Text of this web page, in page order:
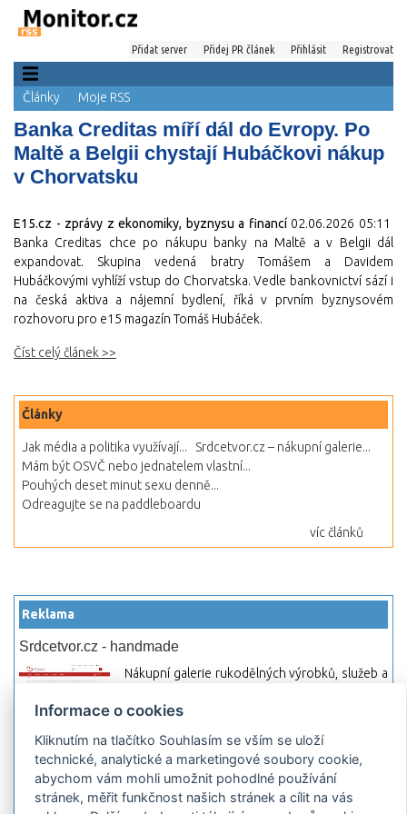
Přidat server Přidej PR článek Přihlásit Registrovat
Články Moje RSS
Banka Creditas míří dál do Evropy. Po
Maltě a Belgii chystají Hubáčkovi nákup
v Chorvatsku
E15.cz - zprávy z ekonomiky, byznysu a financí 02.06.2026 05:11
Banka Creditas chce po nákupu banky na Maltě a v Belgii dál
expandovat. Skupina vedená bratry Tomášem a Davidem
Hubáčkovými vyhlíží vstup do Chorvatska. Vedle bankovnictví sází i
na česká aktiva a nájemní bydlení, říká v prvním byznysovém
rozhovoru pro e15 magazín Tomáš Hubáček.
Číst celý článek >>
Články
Jak média a politika využívají...
Srdcetvor.cz – nákupní galerie...
Mám být OSVČ nebo jednatelem vlastní...
Pouhých deset minut sexu denně...
Odreagujte se na paddleboardu
víc článků
Reklama
Srdcetvor.cz - handmade
Nákupní galerie rukodělných výrobků, služeb a
začít prodávat nebo jen nakupovat.
Hledej-hosting.cz - webhosting, VPS
hosting
Přehled webhostingových, multihosting a VPS
hosting programů s možností jejich
Informace o cookies
Kliknutím na tlačítko Souhlasím se vším se uloží
technické, analytické a marketingové soubory cookie,
abychom vám mohli umožnit pohodlné používání
stránek, měřit funkčnost našich stránek a cílit na vás